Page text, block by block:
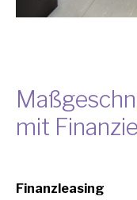
mit
Finanzleasing